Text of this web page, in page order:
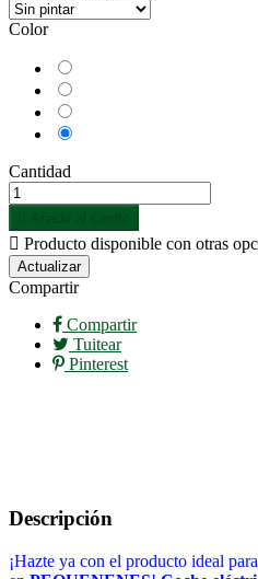
Color
Cantidad
 Producto disponible con otras
Compartir
Compartir
Tuitear
Pinterest
Descripción
¡Hazte ya con el producto ideal